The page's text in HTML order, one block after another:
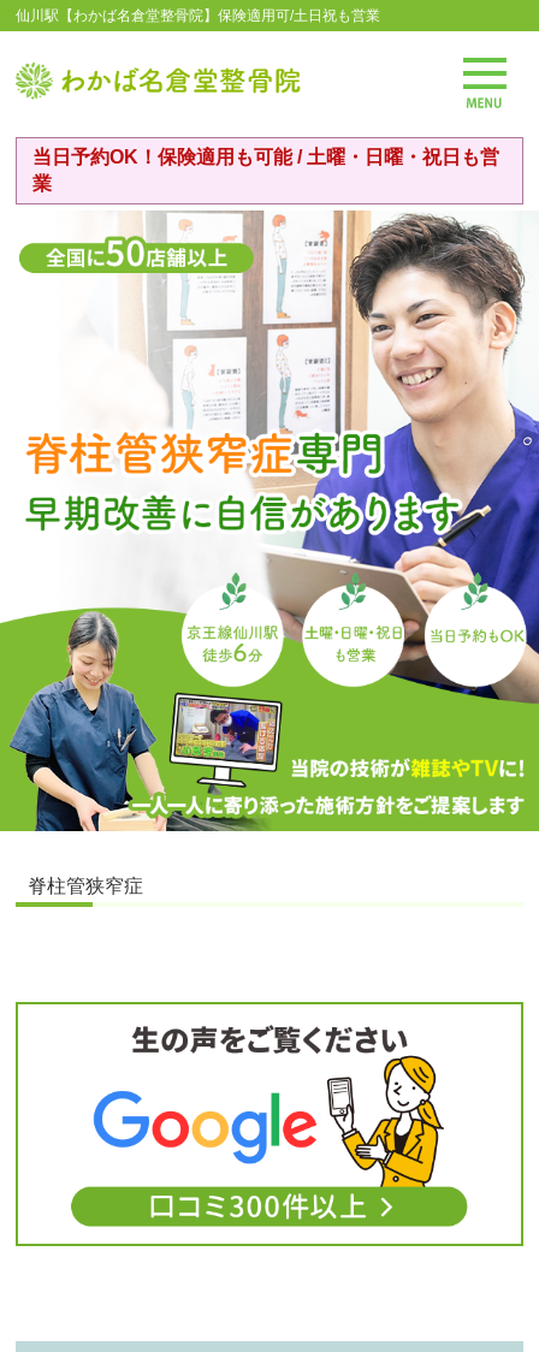
仙川駅【わかば名倉堂整骨院】保険適用可/土日祝も営業
当日予約OK！保険適用も可能 / 土曜・日曜・祝日も営
業
脊柱管狭窄症